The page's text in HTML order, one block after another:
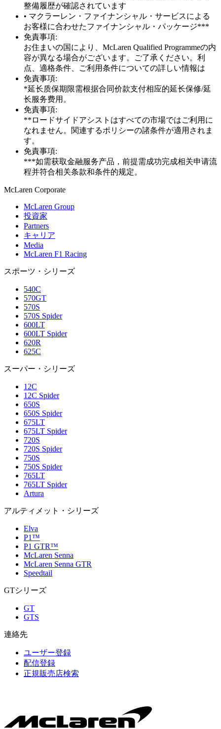
整備履歴が確認されています
• マクラーレン・ファイナンシャル・サービスによる
お客様に合わせたファイナンシャル・パッケージ***
免責事項:
お住まいの国により、McLaren Qualified Programmeの内
容が異なる場合がございます。ご了承ください。利
点、適格条件、ご利用条件についての詳しい情報は
免責事項:
*延长质保期限需根据合同价款支付相应的延长保修/延
长服务费用。
免責事項:
**ロードサイドアシストはすべての市場ではご利用に
なれません。関連するポリシーの諸条件が適用されま
す。
免責事項:
***如需获取金融服务产品，前提需成功完成相关申请流
程并符合相关条款和条件的规定。
McLaren Corporate
McLaren Group
投資家
Partners
キャリア
Media
McLaren F1 Racing
スポーツ・シリーズ
540C
570GT
570S
570S Spider
600LT
600LT Spider
620R
625C
スーパー・シリーズ
12C
12C Spider
650S
650S Spider
675LT
675LT Spider
720S
720S Spider
750S
750S Spider
765LT
765LT Spider
Artura
アルティメット・シリーズ
Elva
P1™
P1 GTR™
McLaren Senna
McLaren Senna GTR
Speedtail
GTシリーズ
GT
GTS
連絡先
ユーザー登録
配信登録
正規販売店検索